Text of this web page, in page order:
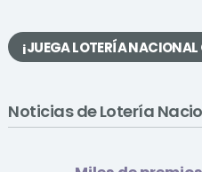
¡JUEGA LOTERÍA NACIONAL
Noticias de Lotería